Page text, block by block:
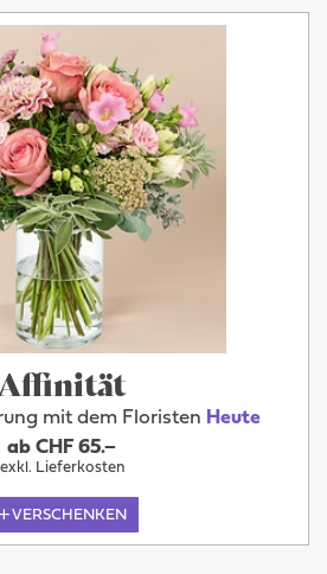
Affinität
mit dem Floristen Heute
ab CHF 65.–
exkl. Lieferkosten
VERSCHENKEN